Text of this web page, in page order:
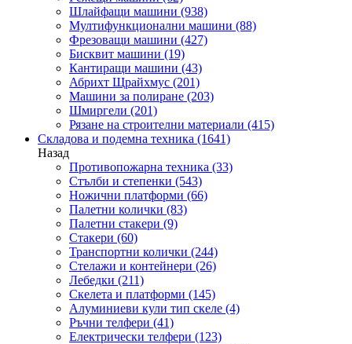
Шлайфащи машини (938)
Мултифункционални машини (88)
Фрезоващи машини (427)
Бисквит машини (19)
Кантиращи машини (43)
Абрихт Щрайхмус (201)
Машини за полиране (203)
Шмиргели (201)
Рязане на строителни материали (415)
Складова и подемна техника (1641)
Назад
Противопожарна техника (33)
Стълби и степенки (543)
Ножични платформи (66)
Палетни колички (83)
Палетни стакери (9)
Стакери (60)
Транспортни колички (244)
Стелажи и контейнери (26)
Лебедки (211)
Скелета и платформи (145)
Алуминиеви кули тип скеле (4)
Ръчни телфери (41)
Електрически телфери (123)